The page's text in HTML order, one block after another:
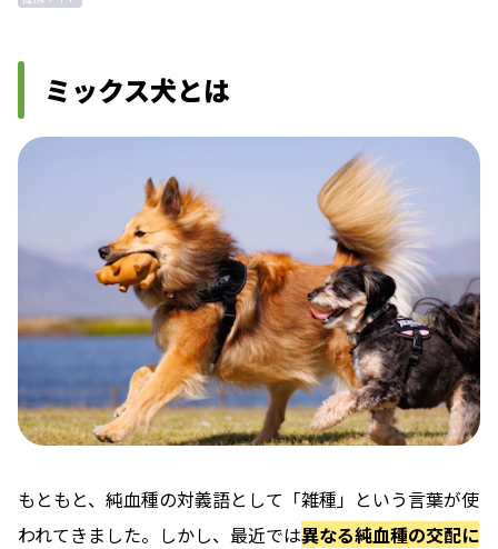
ミックス犬とは
もともと、純血種の対義語として「雑種」という言葉が使
われてきました。しかし、最近では異なる純血種の交配に